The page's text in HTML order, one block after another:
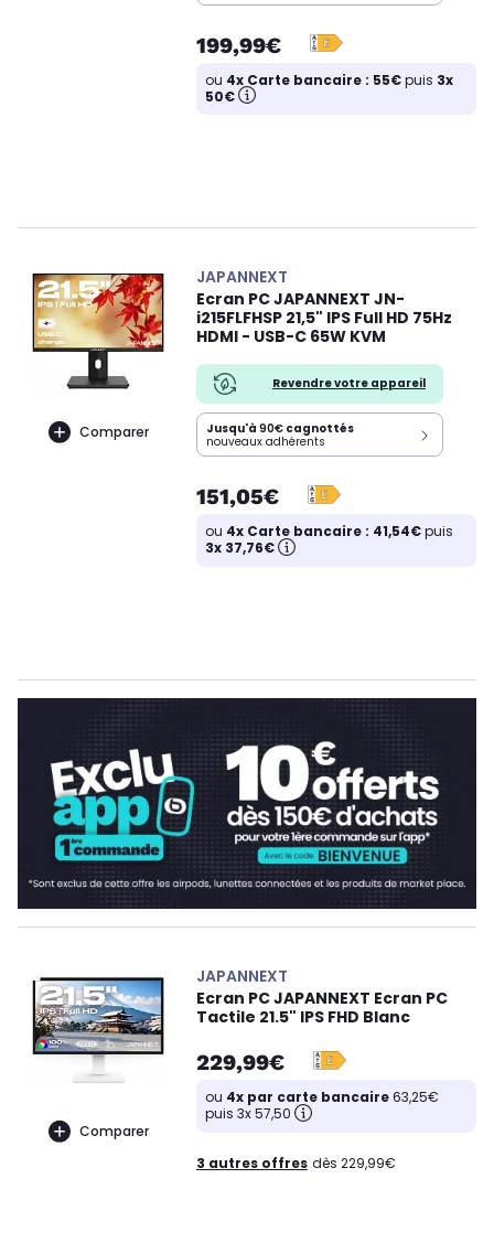
199,99€
ou 4x Carte bancaire : 55€puis 3x
50€
Comparer
JAPANNEXT
Ecran PC JAPANNEXT JN-
i215FLFHSP 21,5" IPS Full HD 75Hz
HDMI - USB-C 65W KVM
Revendre votre appareil
Jusqu'à 90€ cagnottés
nouveaux adhérents
151,05€
ou 4x Carte bancaire : 41,54€puis
3x 37,76€
Comparer
JAPANNEXT
Ecran PC JAPANNEXT Ecran PC
Tactile 21.5" IPS FHD Blanc
229,99€
ou 4x par carte bancaire63,25€
puis 3x 57,50
3 autres offres dès 229,99€